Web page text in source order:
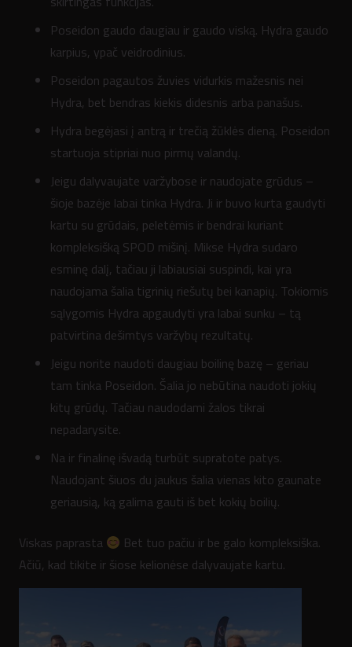
Poseidon gaudo daugiau ir gaudo viską. Hydra gaudo
karpius, ypač veidrodinius.
Poseidon pagautos žuvies vidurkis mažesnis nei
Hydra, bet bendras kiekis didesnis arba panašus.
Hydra begėjasi į antrą ir trečią žūklės dieną. Poseidon
startuoja stipriai nuo pirmų valandų.
Jeigu dalyvaujate varžybose ir naudojate grūdus –
šioje bazėje labai tinka Hydra. Ji ir buvo kurta gaudyti
kartu su grūdais, peletėmis ir bendrai kuriant
kompleksišką SPOD mišinį. Mikse Hydra sudaro
esminę dalį, tačiau ji labiausiai suspindi, kai yra
naudojama šalia tigrinių riešutų bei kanapių. Tokiomis
sąlygomis Hydra apgaudyti yra labai sunku – tą
patvirtina dešimtys varžybų rezultatų.
Jeigu norite naudoti daugiau boilinę bazę – geriau
tam tinka Poseidon. Šalia jo nebūtina naudoti jokių
kitų grūdų. Tačiau naudodami žalos tikrai
nepadarysite.
Na ir finalinę išvadą turbūt supratote patys.
Naudojant šiuos du jaukus šalia vienas kito gaunate
geriausią, ką galima gauti iš bet kokių boilių.
Viskas paprasta
Bet tuo pačiu ir be galo kompleksiška.
Ačiū, kad tikite ir šiose kelionėse dalyvaujate kartu.